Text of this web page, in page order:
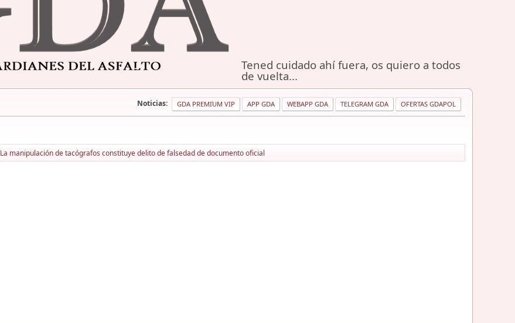
Tened cuidado ahí fuera, os quiero a todos
de vuelta...
Noticias: GDA PREMIUM VIP APP GDA WEBAPP GDA TELEGRAM GDA OFERTAS GDAPOL
La manipulación de tacógrafos constituye delito de falsedad de documento oficial